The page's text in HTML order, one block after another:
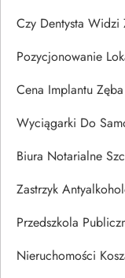
Czy Dentysta Widzi
Pozycjonowanie
Cena Implantu
Wyciągarki Do
Biura Notarialne
Zastrzyk
Przedszkola
Nieruchomości